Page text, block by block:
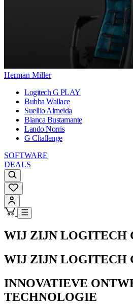
Herman Miller
Logitech G PLAY
Bubba Wallace
Suellio Almeida
Bianca Bustamante
Lando Norris
G Challenge
SOFTWARE
DEALS
WIJ ZIJN LOGITECH
WIJ ZIJN LOGITECH
INNOVATIEVE
TECHNOLOGIE